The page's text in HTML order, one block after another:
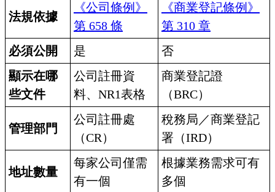
法規依據
《公司條例》
第 658 條
《商業登記條例》
第 310 章
必須公開
是
否
顯示在哪
些文件
公司註冊資
料、NR1表格
商業登記證
（BRC）
管理部門
公司註冊處
（CR）
稅務局／商業登記
署（IRD）
地址數量
每家公司僅需
有一個
根據業務需求可有
多個